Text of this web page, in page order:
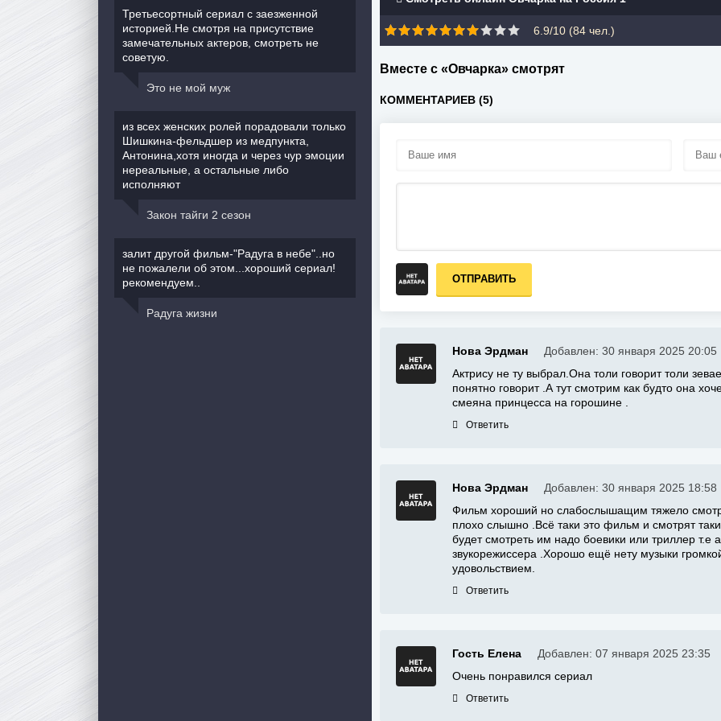
6.9/10 (84 чел.)
Вместе с «Овчарка» смотрят
КОММЕНТАРИЕВ (5)
ОТПРАВИТЬ
Нова Эрдман
Добавлен: 30 января 2025 20:05
Актрису не ту выбрал.Она толи говорит толи
понятно говорит .А тут смотрим как будто она
смеяна принцесса на горошине .
Ответить
Нова Эрдман
Добавлен: 30 января 2025 18:58
Фильм хороший но слабослышащим тяжело
плохо слышно .Всё таки это фильм и смотрят
будет смотреть им надо боевики или триллер
звукорежиссера .Хорошо ещё нету музыки
удовольствием.
Ответить
Гость Елена
Добавлен: 07 января 2025 23:35
Очень понравился сериал
Ответить
Третьесортный сериал с заезженной
историей.Не смотря на присутствие
замечательных актеров, смотреть не
советую.
Это не мой муж
из всех женских ролей порадовали только
Шишкина-фельдшер из медпункта,
Антонина,хотя иногда и через чур эмоции
нереальные, а остальные либо
исполняют
Закон тайги 2 сезон
залит другой фильм-"Радуга в небе"..но
не пожалели об этом...хороший сериал!
рекомендуем..
Радуга жизни